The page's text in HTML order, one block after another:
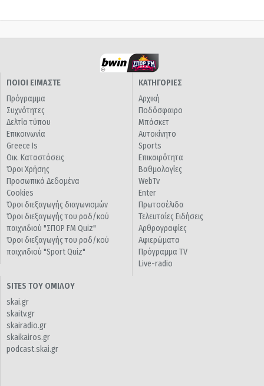
ΠΟΙΟΙ ΕΙΜΑΣΤΕ
Πρόγραμμα
Συχνότητες
Δελτία τύπου
Επικοινωνία
Greece Is
Οικ. Καταστάσεις
Όροι Χρήσης
Προσωπικά Δεδομένα
Cookies
Όροι διεξαγωγής διαγωνισμών
Όροι διεξαγωγής του ραδ/κού
παιχνιδιού "ΣΠΟΡ FM Quiz"
Όροι διεξαγωγής του ραδ/κού
παιχνιδιού "Sport Quiz"
ΚΑΤΗΓΟΡΙΕΣ
Αρχική
Ποδόσφαιρο
Μπάσκετ
Αυτοκίνητο
Sports
Επικαιρότητα
Βαθμολογίες
WebTv
Enter
Πρωτοσέλιδα
Τελευταίες Ειδήσεις
Αρθρογραφίες
Αφιερώματα
Πρόγραμμα TV
Live-radio
SITES ΤΟΥ ΟΜΙΛΟΥ
skai.gr
skaitv.gr
skairadio.gr
skaikairos.gr
podcast.skai.gr